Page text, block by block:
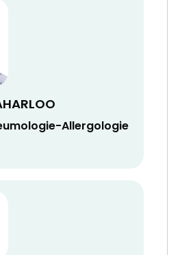
Allergologie